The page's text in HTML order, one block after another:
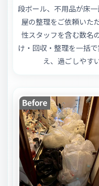
段ボール、不用品が床
屋の整理をご依頼いた
性スタッフを含む数名
け・回収・整理を一括
え、過ごしやす